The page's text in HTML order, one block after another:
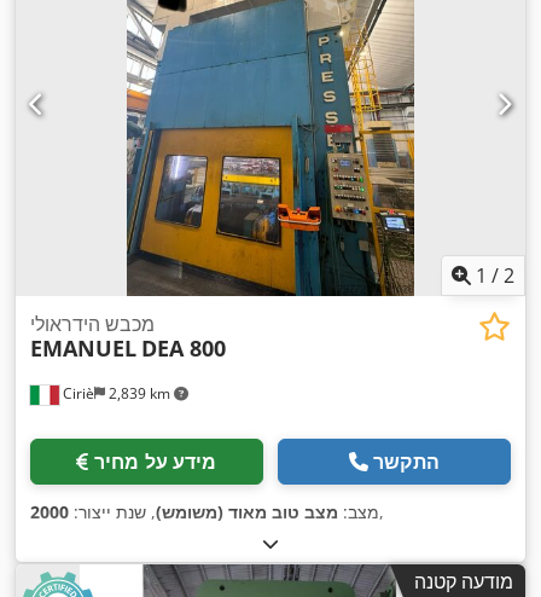
1 /2
Ciriè 2,839 km
מכבש הידראולי
EMANUEL DEA 800
מידע על מחיר התקשר
מצב: מצב טוב מאוד (משומש), שנת ייצור: 2000 ,
מודעה קטנה